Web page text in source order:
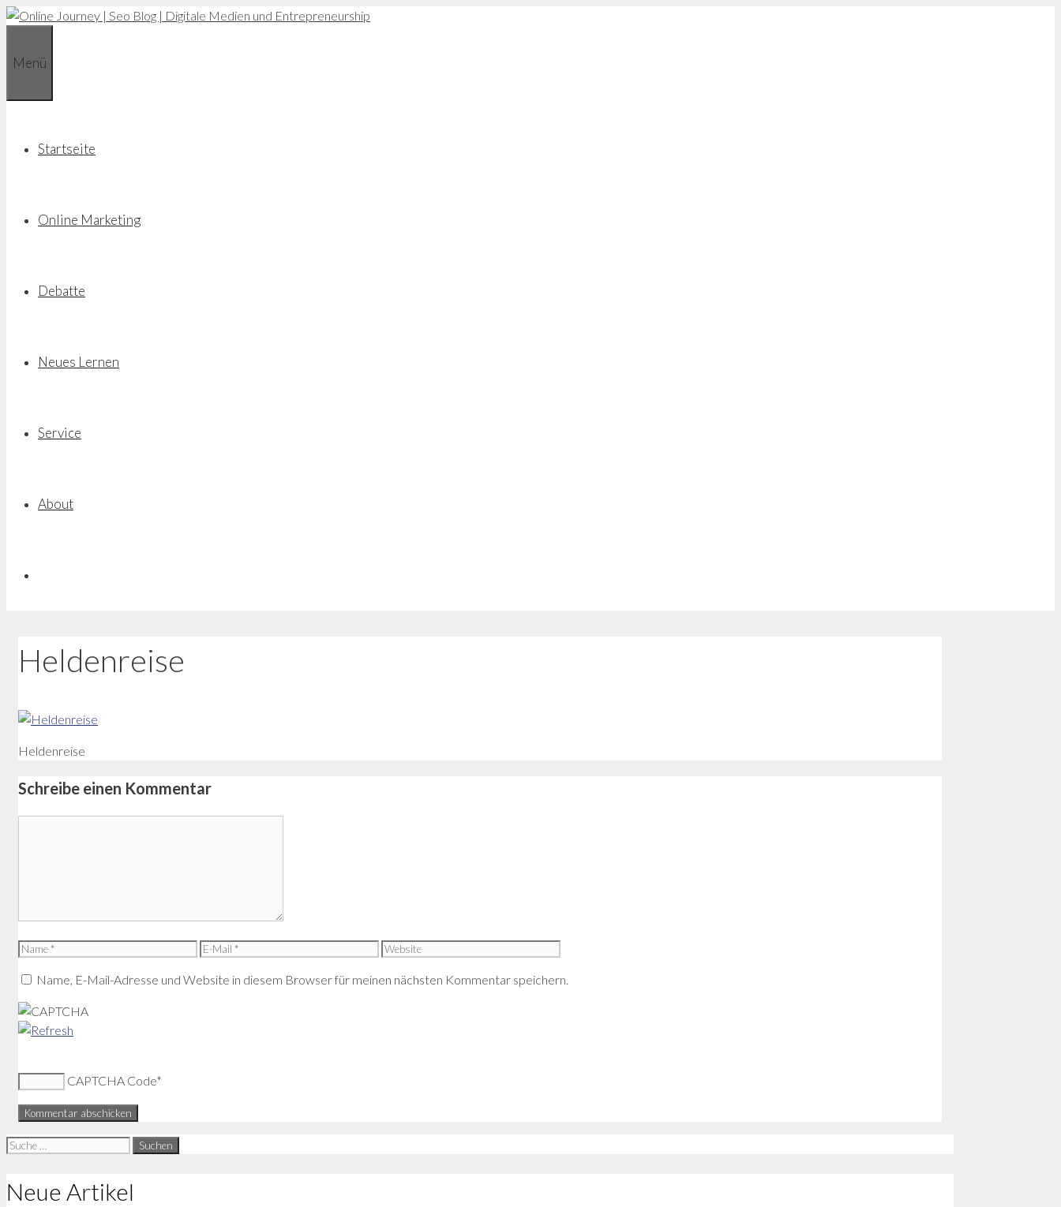
Zum
Menü
Startseite
Online Marketing
Debatte
Neues Lernen
Service
About
Heldenreise
Heldenreise
Schreibe einen Kommentar
Name
E-
Website
Name, E-Mail-Adresse und Website in diesem Browser für meinen nächsten Kommentar speichern.
CAPTCHA Code*
Suche
Neue Artikel